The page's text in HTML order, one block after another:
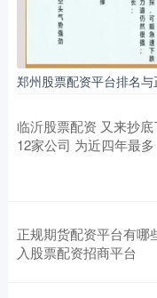
郑州股票配资平台排名
临沂股票配资 又来抄
12家公司 为近四年最多
正规期货配资平台有哪
入股票配资招商平台